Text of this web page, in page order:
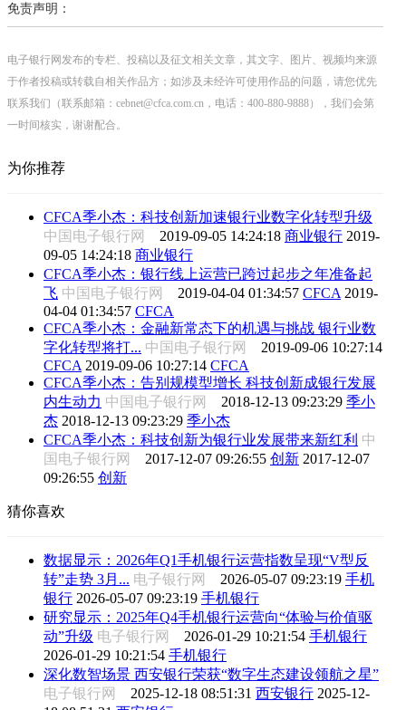
免责声明：
电子银行网发布的专栏、投稿以及征文相关文章，其文字、图片、视频均来源
于作者投稿或转载自相关作品方；如涉及未经许可使用作品的问题，请您优先
联系我们（联系邮箱：cebnet@cfca.com.cn，电话：400-880-9888），我们会第
一时间核实，谢谢配合。
为你推荐
CFCA季小杰：科技创新加速银行业数字化转型升级
中国电子银行网 2019-09-05 14:24:18 商业银行 2019-
09-05 14:24:18 商业银行
CFCA季小杰：银行线上运营已跨过起步之年准备起
飞 中国电子银行网 2019-04-04 01:34:57 CFCA 2019-
04-04 01:34:57 CFCA
CFCA季小杰：金融新常态下的机遇与挑战 银行业数
字化转型将打... 中国电子银行网 2019-09-06 10:27:14
CFCA 2019-09-06 10:27:14 CFCA
CFCA季小杰：告别规模型增长 科技创新成银行发展
内生动力 中国电子银行网 2018-12-13 09:23:29 季小
杰 2018-12-13 09:23:29 季小杰
CFCA季小杰：科技创新为银行业发展带来新红利 中
国电子银行网 2017-12-07 09:26:55 创新 2017-12-07
09:26:55 创新
猜你喜欢
数据显示：2026年Q1手机银行运营指数呈现“V型反
转”走势 3月... 电子银行网 2026-05-07 09:23:19 手机
银行 2026-05-07 09:23:19 手机银行
研究显示：2025年Q4手机银行运营向“体验与价值驱
动”升级 电子银行网 2026-01-29 10:21:54 手机银行
2026-01-29 10:21:54 手机银行
深化数智场景 西安银行荣获“数字生态建设领航之星”
电子银行网 2025-12-18 08:51:31 西安银行 2025-12-